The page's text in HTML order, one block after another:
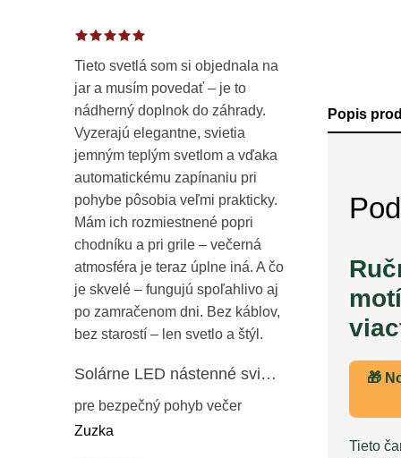
Tieto svetlá som si objednala na
jar a musím povedať – je to
nádherný doplnok do záhrady.
Vyzerajú elegantne, svietia
jemným teplým svetlom a vďaka
automatickému zapínaniu pri
pohybe pôsobia veľmi prakticky.
Mám ich rozmiestnené popri
chodníku a pri grile – večerná
atmosféra je teraz úplne iná. A čo
je skvelé – fungujú spoľahlivo aj
po zamračenom dni. Bez káblov,
bez starostí – len svetlo a štýl.
Solárne LED nástenné svietidlo s pohybovým a súmrakovým senzorom – vonkajšie fasádne osvetlenie IP65
pre bezpečný pohyb večer
Zuzka
Popis
🎁
Tieto